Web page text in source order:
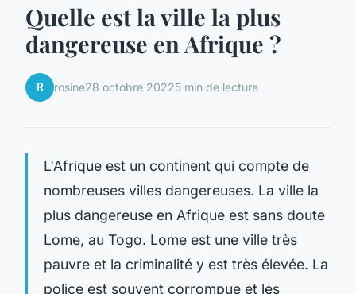
Quelle est la ville la plus
dangereuse en Afrique ?
R rosine28 octobre 20225 min de lecture
L'Afrique est un continent qui compte de
nombreuses villes dangereuses. La ville la
plus dangereuse en Afrique est sans doute
Lome, au Togo. Lome est une ville très
pauvre et la criminalité y est très élevée. La
police est souvent corrompue et les